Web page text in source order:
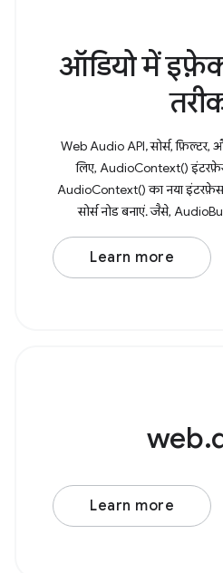
ऑडियो में
Web Audio API, सोर्स,
लिए, AudioContext()
AudioContext() का नया
सोर्स नोड बनाएं. जैसे,
OscillatorNode.
Learn more
Learn more